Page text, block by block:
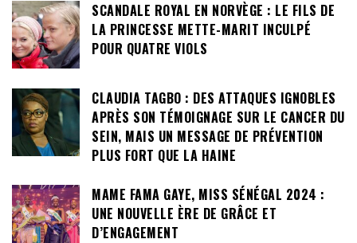
SCANDALE ROYAL EN NORVÈGE : LE FILS DE
LA PRINCESSE METTE-MARIT INCULPÉ
POUR QUATRE VIOLS
CLAUDIA TAGBO : DES ATTAQUES IGNOBLES
APRÈS SON TÉMOIGNAGE SUR LE CANCER DU
SEIN, MAIS UN MESSAGE DE PRÉVENTION
PLUS FORT QUE LA HAINE
MAME FAMA GAYE, MISS SÉNÉGAL 2024 :
UNE NOUVELLE ÈRE DE GRÂCE ET
D’ENGAGEMENT